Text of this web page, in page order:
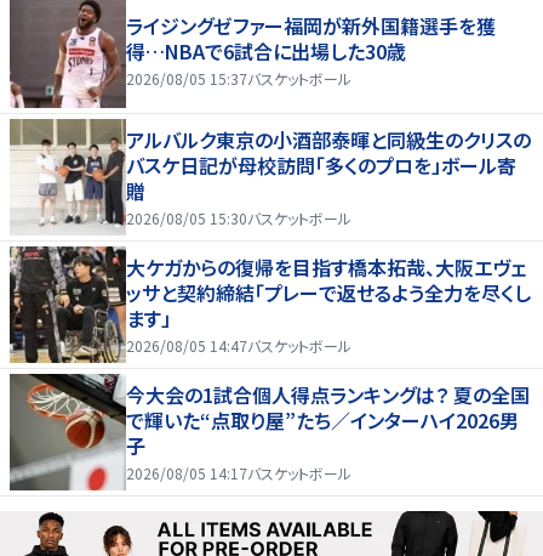
ライジングゼファー福岡が新外国籍選手を獲
得…NBAで6試合に出場した30歳
2026/08/05 15:37バスケットボール
アルバルク東京の小酒部泰暉と同級生のクリスの
バスケ日記が母校訪問「多くのプロを」ボール寄
贈
2026/08/05 15:30バスケットボール
大ケガからの復帰を目指す橋本拓哉、大阪エヴェ
ッサと契約締結「プレーで返せるよう全力を尽くし
ます」
2026/08/05 14:47バスケットボール
今大会の1試合個人得点ランキングは？ 夏の全国
で輝いた“点取り屋”たち／インターハイ2026男
子
2026/08/05 14:17バスケットボール